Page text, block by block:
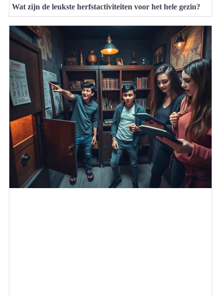
Wat zijn de leukste herfstactiviteiten voor het hele gezin?